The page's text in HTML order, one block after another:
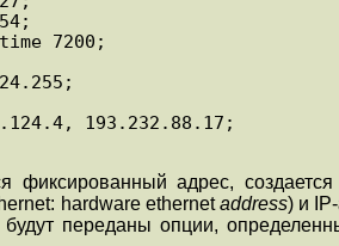
фиксированный адрес,
hardware ethernetaddress) и
переданы опции,